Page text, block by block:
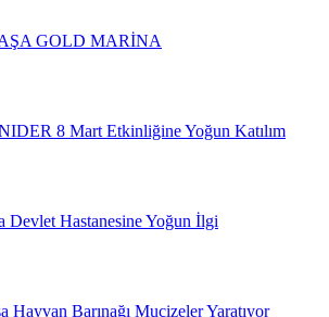
GOLD MARİNA
8 Mart Etkinliğine Yoğun Katılım
Devlet Hastanesine Yoğun İlgi
Hayvan Barınağı Mucizeler Yaratıyor